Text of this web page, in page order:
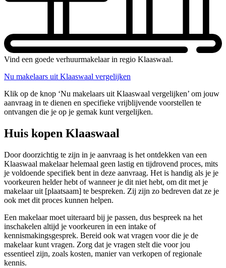
Vind een goede verhuurmakelaar in regio Klaaswaal.
Nu makelaars uit Klaaswaal vergelijken
Klik op de knop ‘Nu makelaars uit Klaaswaal vergelijken’ om jouw
aanvraag in te dienen en specifieke vrijblijvende voorstellen te
ontvangen die je op je gemak kunt vergelijken.
Huis kopen Klaaswaal
Door doorzichtig te zijn in je aanvraag is het ontdekken van een
Klaaswaal makelaar helemaal geen lastig en tijdrovend proces, mits
je voldoende specifiek bent in deze aanvraag. Het is handig als je je
voorkeuren helder hebt of wanneer je dit niet hebt, om dit met je
makelaar uit [plaatsaam] te bespreken. Zij zijn zo bedreven dat ze je
ook met dit proces kunnen helpen.
Een makelaar moet uiteraard bij je passen, dus bespreek na het
inschakelen altijd je voorkeuren in een intake of
kennismakingsgesprek. Bereid ook wat vragen voor die je de
makelaar kunt vragen. Zorg dat je vragen stelt die voor jou
essentieel zijn, zoals kosten, manier van verkopen of regionale
kennis.